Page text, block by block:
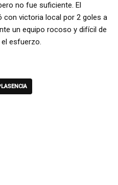
no fue suficiente. El
con victoria local por 2 goles a
un equipo rocoso y difícil de
esfuerzo.